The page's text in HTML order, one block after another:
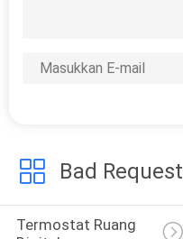
Bad Request
Termostat Ruang